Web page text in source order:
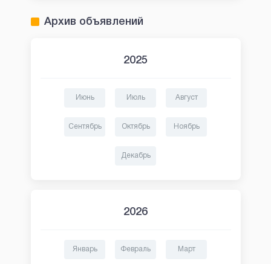
Архив объявлений
2025
Июнь Июль Август
Сентябрь Октябрь Ноябрь
Декабрь
2026
Январь Февраль Март